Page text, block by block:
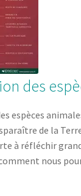
des
espèces
de la
à réfléchir
nous